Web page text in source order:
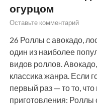
огурцом
Оставьте комментарий
26 Роллы с авокадо,
один из наиболее
видов роллов.
классика жанра. Если
первый раз — то то,
приготовления: Роллы